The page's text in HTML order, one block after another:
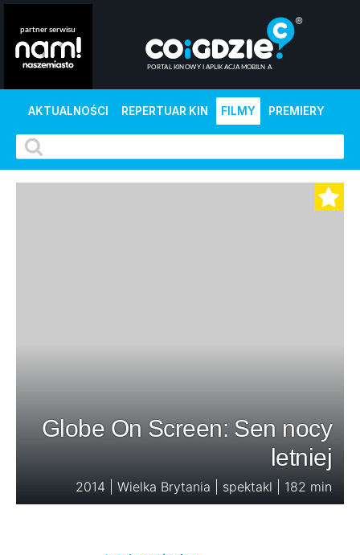
AKTUALNOŚCI REPERTUAR KIN FILMY PREMIERY
Globe On Screen: Sen nocy
letniej
2014 | Wielka Brytania | spektakl | 182 min